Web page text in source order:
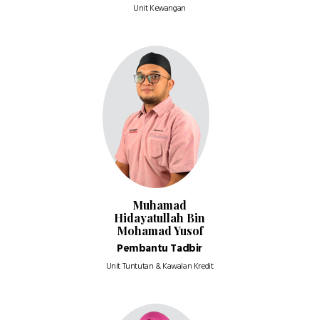
Unit Kewangan
Muhamad
Hidayatullah Bin
Mohamad Yusof
Pembantu Tadbir
Unit Tuntutan & Kawalan Kredit